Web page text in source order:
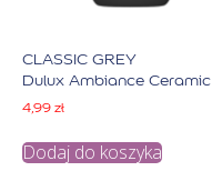
CLASSIC GREY
Dulux Ambiance Ceramic
4,99 zł
Dodaj do koszyka